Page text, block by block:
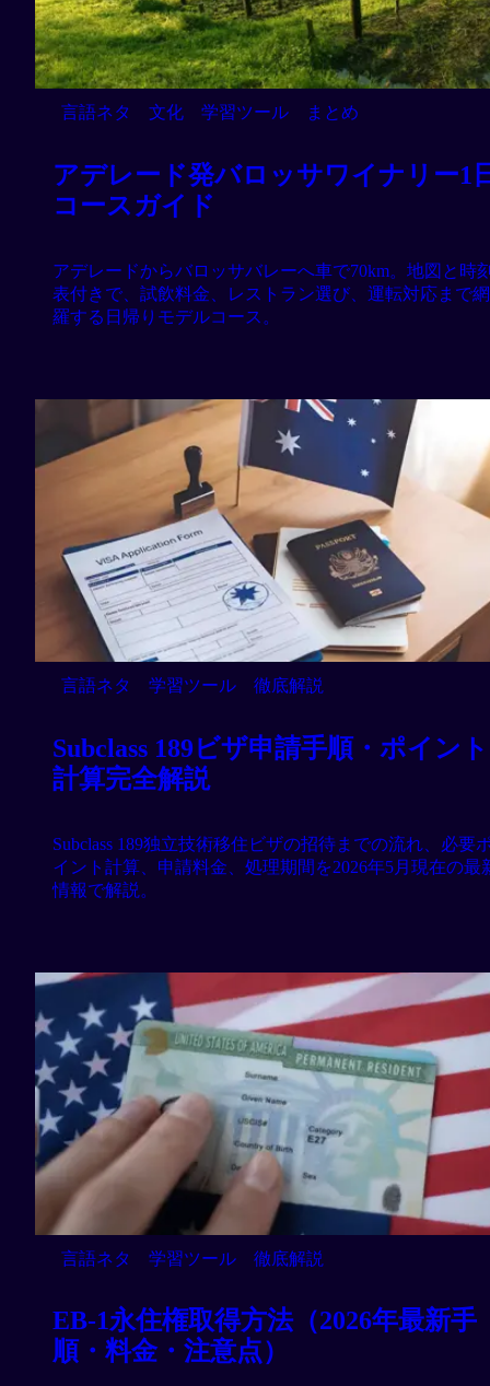
言語ネタ 文化 学習ツール まとめ
アデレード発バロッサワイナリー1
コースガイド
アデレードからバロッサバレーへ車で70km。地図と時
表付きで、試飲料金、レストラン選び、運転対応まで網
羅する日帰りモデルコース。
言語ネタ 学習ツール 徹底解説
Subclass 189ビザ申請手順・ポイント
計算完全解説
Subclass 189独立技術移住ビザの招待までの流れ、必要
イント計算、申請料金、処理期間を2026年5月現在の最
情報で解説。
言語ネタ 学習ツール 徹底解説
EB-1永住権取得方法（2026年最新手
順・料金・注意点）